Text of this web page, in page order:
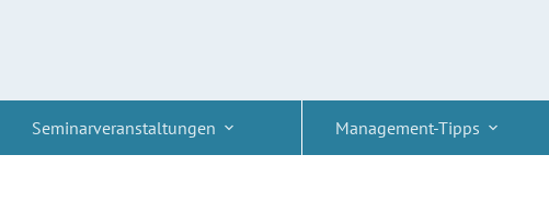
Seminarveranstaltungen Management-Tipps